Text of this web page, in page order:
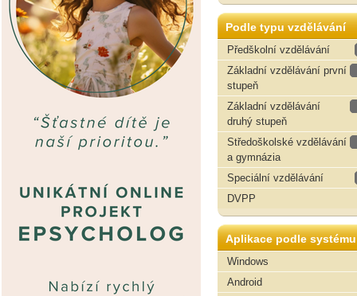
Podle typu vzdělávání
Předškolní vzdělávání
Základní vzdělávání první
stupeň
Základní vzdělávání
druhý stupeň
Středoškolské vzdělávání
a gymnázia
Speciální vzdělávání
DVPP
Aplikace podle systému
Windows
Android